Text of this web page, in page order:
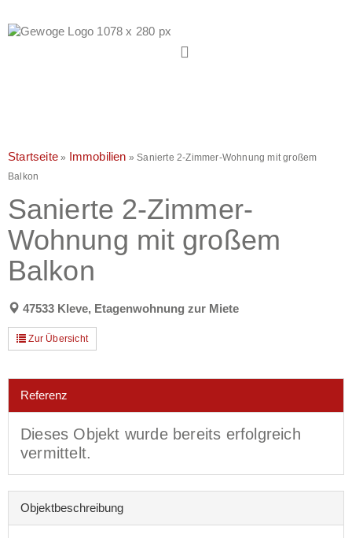
Startseite » Immobilien »Sanierte 2-Zimmer-Wohnung mit großem
Balkon
Sanierte 2-Zimmer-
Wohnung mit großem
Balkon
47533 Kleve, Etagenwohnung zur Miete
Zur Übersicht
Referenz
Dieses Objekt wurde bereits erfolgreich
vermittelt.
Objekt­beschreibung